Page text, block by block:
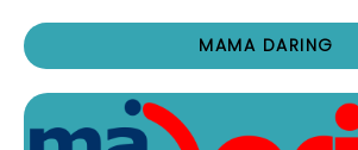
MAMA DARING